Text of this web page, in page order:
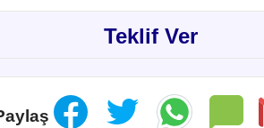
Teklif Ver